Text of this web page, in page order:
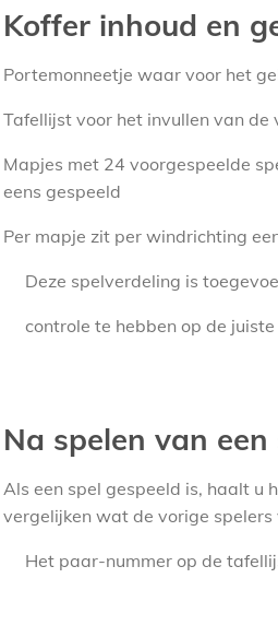
Koffer inhoud en
Portemonneetje waar voor het
Tafellijst voor het invullen van
Mapjes met 24 voorgespeelde
eens gespeeld
Per mapje zit per windrichting
Deze spelverdeling is
controle te hebben op de juiste
Na spelen van een
Als een spel gespeeld is, haalt u
vergelijken wat de vorige
Het paar-nummer op de